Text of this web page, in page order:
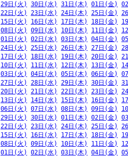
29日(火) 30日(水) 31日(木) 01日(金)
22日(火) 23日(水) 24日(木) 25日(金)
15日(火) 16日(水) 17日(木) 18日(金)
08日(火) 09日(水) 10日(木) 11日(金)
01日(火) 02日(水) 03日(木) 04日(金)
24日(火) 25日(水) 26日(木) 27日(金)
17日(火) 18日(水) 19日(木) 20日(金)
10日(火) 11日(水) 12日(木) 13日(金)
03日(火) 04日(水) 05日(木) 06日(金)
27日(火) 28日(水) 29日(木) 30日(金)
20日(火) 21日(水) 22日(木) 23日(金)
13日(火) 14日(水) 15日(木) 16日(金)
06日(火) 07日(水) 08日(木) 09日(金)
29日(火) 30日(水) 01日(木) 02日(金)
22日(火) 23日(水) 24日(木) 25日(金)
15日(火) 16日(水) 17日(木) 18日(金)
08日(火) 09日(水) 10日(木) 11日(金)
01日(火) 02日(水) 03日(木) 04日(金)